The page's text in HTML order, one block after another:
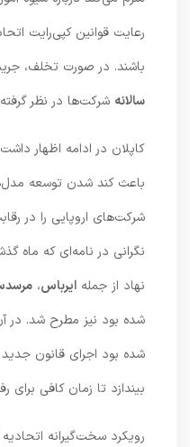
رعایت قوانین کپی‌رایت
باشند. در صورت تخلف،
شرکت‌ها در نظر گرفته شده
کاپلان در ادامه اظهار داشت که
باعث کند شدن توسعه مدل‌های
شرکت‌های اروپایی را در رقابت
نهاد از جمله ایرباس ،مرسدس-بنز
شده بود نیز مطرح شد. در آن نامه
شده بود اجرای قانون جدید را
بیندازد تا زمان کافی برای رفع
رویکرد سخت‌گیرانه اتحادیه